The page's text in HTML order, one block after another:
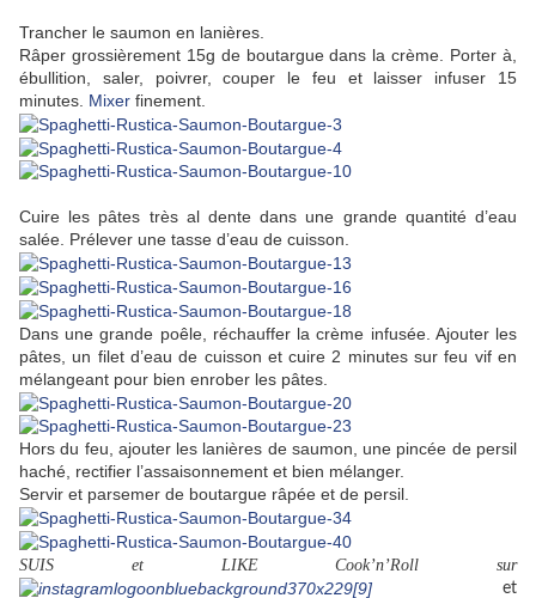
Trancher le saumon en lanières.
Râper grossièrement 15g de boutargue dans la crème. Porter à,
ébullition, saler, poivrer, couper le feu et laisser infuser 15
minutes. Mixer finement.
Cuire les pâtes très al dente dans une grande quantité d’eau
salée. Prélever une tasse d’eau de cuisson.
Dans une grande poêle, réchauffer la crème infusée. Ajouter les
pâtes, un filet d’eau de cuisson et cuire 2 minutes sur feu vif en
mélangeant pour bien enrober les pâtes.
Hors du feu, ajouter les lanières de saumon, une pincée de persil
haché, rectifier l’assaisonnement et bien mélanger.
Servir et parsemer de boutargue râpée et de persil.
SUIS et LIKE Cook’n’Roll sur
et